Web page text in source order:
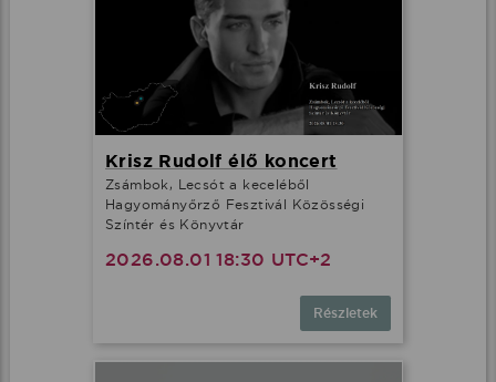
Krisz Rudolf élő koncert
Zsámbok, Lecsót a keceléből
Hagyományőrző Fesztivál Közösségi
Színtér és Könyvtár
2026.08.01 18:30 UTC+2
Részletek